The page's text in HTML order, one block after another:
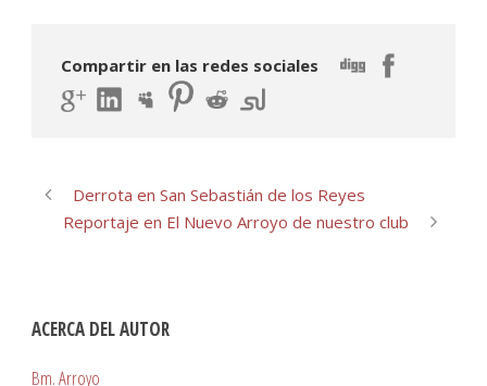
Compartir en las redes sociales
Derrota en San Sebastián de los Reyes
Reportaje en El Nuevo Arroyo de nuestro club
ACERCA DEL AUTOR
Bm. Arroyo